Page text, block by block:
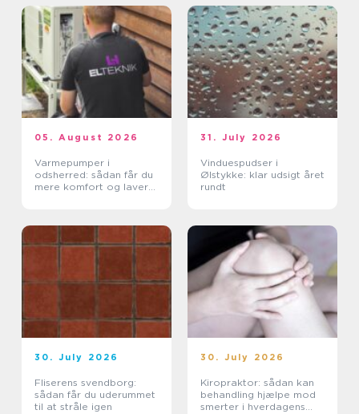
05. August 2026
Varmepumper i
odsherred: sådan får du
mere komfort og lavere
31. July 2026
Vinduespudser i
Ølstykke: klar udsigt året
rundt
30. July 2026
Fliserens svendborg:
sådan får du uderummet
til at stråle igen
30. July 2026
Kiropraktor: sådan kan
behandling hjælpe mod
smerter i hverdagens